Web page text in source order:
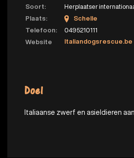
Soort:
Herplaatser
Plaats:
Schelle
Telefoon:
0495210111
Website
Italiandogsrescue.be
Doel
Italiaanse zwerf en asieldieren